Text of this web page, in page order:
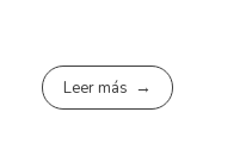
Leer más